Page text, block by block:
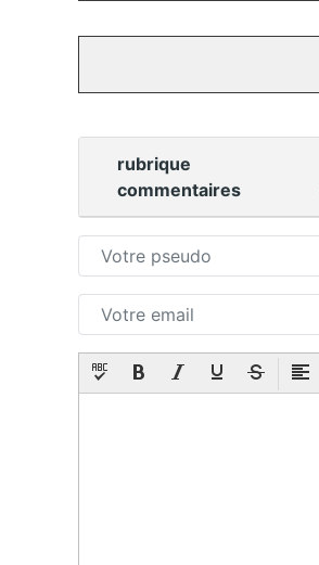
rubrique
commentaires